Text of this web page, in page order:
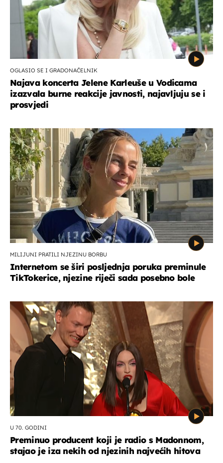
OGLASIO SE I GRADONAČELNIK
Najava koncerta Jelene Karleuše u Vodicama
izazvala burne reakcije javnosti, najavljuju se i
prosvjedi
MILIJUNI PRATILI NJEZINU BORBU
Internetom se širi posljednja poruka preminule
TikTokerice, njezine riječi sada posebno bole
U 70. GODINI
Preminuo producent koji je radio s Madonnom,
stajao je iza nekih od njezinih najvećih hitova